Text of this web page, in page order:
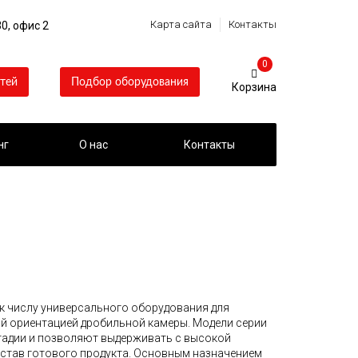
офис 2 Карта сайта Контакты
Подбор оборудования
0
О нас Контакты
числу универсального оборудования для
дробильной камеры. Модели серии
и позволяют выдерживать с высокой
готового продукта. Основным назначением